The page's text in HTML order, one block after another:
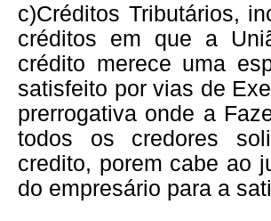
c)Créditos Tributários,
créditos em que a
crédito merece uma
satisfeito por vias de
prerrogativa onde a
todos os credores
credito, porem cabe ao
do empresário para a